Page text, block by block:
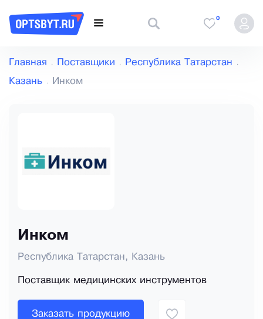
0
Главная Поставщики Республика Татарстан
Казань Инком
Инком
Республика Татарстан, Казань
Поставщик медицинских инструментов
Заказать продукцию